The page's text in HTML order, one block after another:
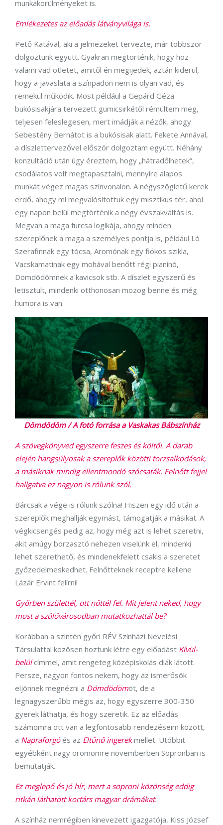
munkakörülményeket is.
Emlékezetes az előadás látványvilága is.
Pető Katával, aki a jelmezeket tervezte, már többször
dolgoztunk együtt. Gyakran megtörténik, hogy hoz
valami vad ötletet, amitől én megijedek, aztán kiderül,
hogy a javaslata a színpadon nem is olyan vad, és
remekül működik. Most például a Gepárd Géza
bukósisakjára tervezett gumicsirkétől rémültem meg,
teljesen feleslegesen, mert imádják a nézők, ahogy
Sebestény Bernátot is a bukósisak alatt. Fekete Annával,
a díszlettervezővel először dolgoztam együtt. Néhány
konzultáció után úgy éreztem, hogy „hátradőlhetek”,
csodálatos volt megtapasztalni, mennyire alapos
munkát végez magas színvonalon. A négyszögletű kerek
erdő, ahogy mi megvalósítottuk egy misztikus tér, ahol
egy napon belül megtörténik a négy évszakváltás is.
Megvan a maga furcsa logikája, ahogy minden
szereplőnek a maga a személyes pontja is, például Ló
Szerafinnak egy tócsa, Aromónak egy fiókos szikla,
Vacskamatinak egy mohával benőtt régi pianínó,
Dömdödömnek a kavicsok stb. A díszlet egyszerű és
letisztult, mindenki otthonosan mozog benne és még
humora is van.
Dömdödöm / A fotó forrása a Vaskakas Bábszínház
A szövegkönyved egyszerre feszes és költői. A darab
elején hangsúlyosak a szereplők közötti torzsalkodások,
a másiknak mindig ellentmondó szócsaták. Felnőtt fejjel
hallgatva ez nagyon is rólunk szól.
Bárcsak a vége is rólunk szólna! Hiszen egy idő után a
szereplők meghallják egymást, támogatják a másikat. A
végkicsengés pedig az, hogy még azt is lehet szeretni,
akit amúgy borzasztó nehezen viselünk el, mindenki
lehet szerethető, és mindenekfelett csakis a szeretet
győzedelmeskedhet. Felnőtteknek receptre kellene
Lázár Ervint felírni!
Győrben születtél, ott nőttél fel. Mit jelent neked, hogy
most a szülővárosodban mutatkozhattál be?
Korábban a szintén győri RÉV Színházi Nevelési
Társulattal közösen hoztunk létre egy előadást Kívül-
belülcímmel, amit rengeteg középiskolás diák látott.
Persze, nagyon fontos nekem, hogy az ismerősök
eljönnek megnézni a Dömdödömöt, de a
legnagyszerűbb mégis az, hogy egyszerre 300-350
gyerek láthatja, és hogy szeretik. Ez az előadás
számomra ott van a legfontosabb rendezéseim között,
a Napraforgóés az Eltűnő ingerekmellet. Utóbbit
egyébként nagy örömömre novemberben Sopronban is
bemutatják.
Ez meglepő és jó hír, mert a soproni közönség eddig
ritkán láthatott kortárs magyar drámákat.
A színház nemrégiben kinevezett igazgatója, Kiss József